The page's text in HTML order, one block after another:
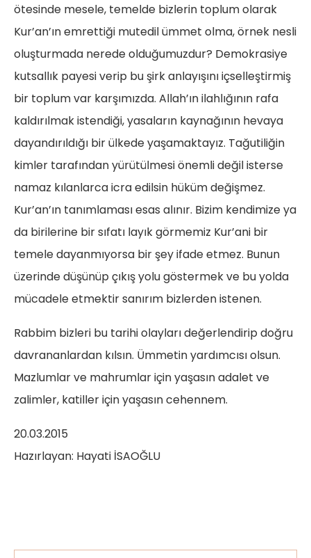
ötesinde mesele, temelde bizlerin toplum olarak
Kur’an’ın emrettiği mutedil ümmet olma, örnek nesli
oluşturmada nerede olduğumuzdur? Demokrasiye
kutsallık payesi verip bu şirk anlayışını içselleştirmiş
bir toplum var karşımızda. Allah’ın ilahlığının rafa
kaldırılmak istendiği, yasaların kaynağının hevaya
dayandırıldığı bir ülkede yaşamaktayız. Tağutiliğin
kimler tarafından yürütülmesi önemli değil isterse
namaz kılanlarca icra edilsin hüküm değişmez.
Kur’an’ın tanımlaması esas alınır. Bizim kendimize ya
da birilerine bir sıfatı layık görmemiz Kur’ani bir
temele dayanmıyorsa bir şey ifade etmez. Bunun
üzerinde düşünüp çıkış yolu göstermek ve bu yolda
mücadele etmektir sanırım bizlerden istenen.
Rabbim bizleri bu tarihi olayları değerlendirip doğru
davrananlardan kılsın. Ümmetin yardımcısı olsun.
Mazlumlar ve mahrumlar için yaşasın adalet ve
zalimler, katiller için yaşasın cehennem.
20.03.2015
Hazırlayan: Hayati İSAOĞLU